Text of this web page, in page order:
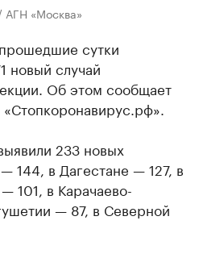
АГН «Москва»
сутки
новый случай
Об этом сообщает
233 новых
144, в Дагестане — 127, в
101, в Карачаево-
— 87, в Северной